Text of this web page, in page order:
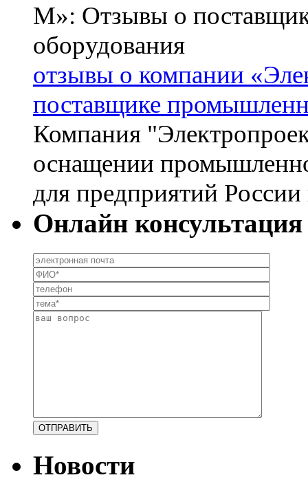
отзывы о компании
поставщике
Компания
оснащении
для предприятий
Онлайн консультация
Новости